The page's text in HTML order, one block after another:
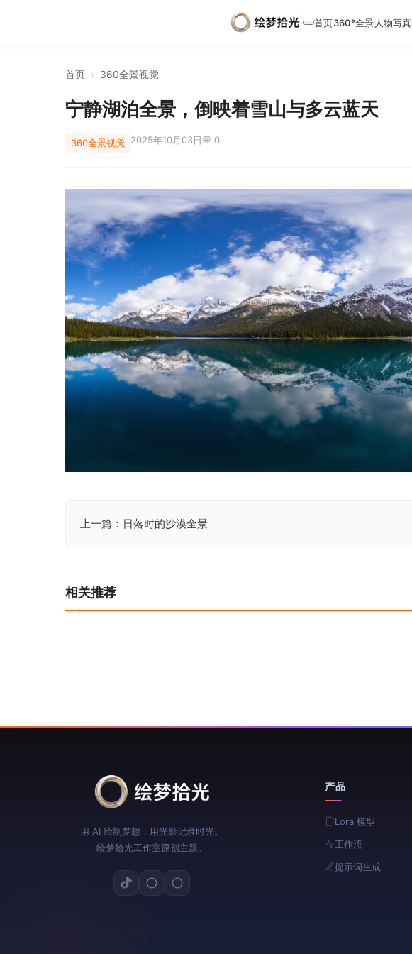
首页360°全景 人物写真
首页 › 360全景视觉
宁静湖泊全景，倒映着雪山与多云蓝天
360全景视觉 2025年10月03日💬 0
文
航
上一篇：日落时的沙漠全景
相关推荐
用 AI 绘制梦想，用光影记录时光。
绘梦拾光工作室原创主题。
产品
Lora 模型
工作流
提示词生成